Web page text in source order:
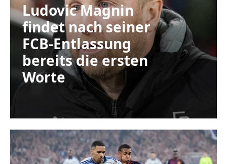
Ludovic Magnin
findet nach seiner
FCB-Entlassung
bereits die ersten
Worte